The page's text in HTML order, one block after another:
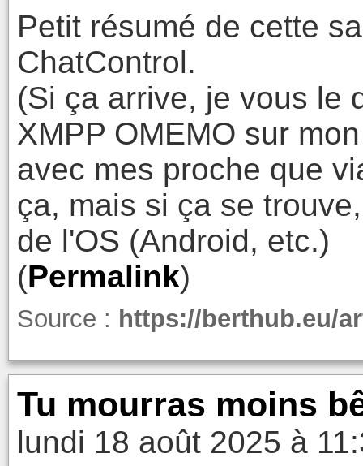
Petit résumé de cette
ChatControl.
(Si ça arrive, je vous le
XMPP OMEMO sur
avec mes proche que
ça, mais si ça se
de l'OS (Android, etc.)
(Permalink)
Source : https://berthub.eu/
Tu mourras moins
lundi 18 août 2025 à